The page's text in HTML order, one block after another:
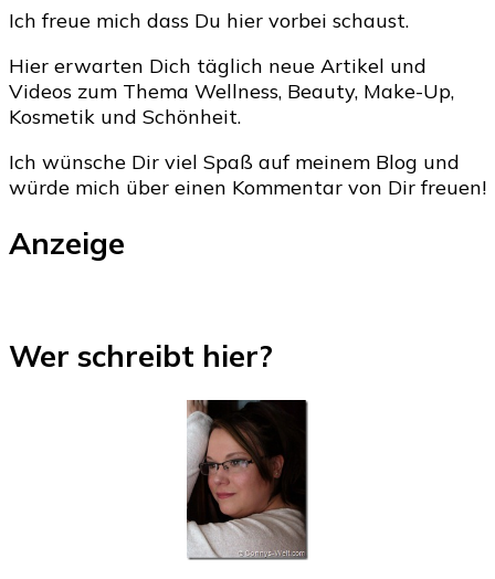
Ich freue mich dass Du hier vorbei schaust.
Hier erwarten Dich täglich neue Artikel und
Videos zum Thema Wellness, Beauty, Make-Up,
Kosmetik und Schönheit.
Ich wünsche Dir viel Spaß auf meinem Blog und
würde mich über einen Kommentar von Dir freuen!
Anzeige
Wer schreibt hier?